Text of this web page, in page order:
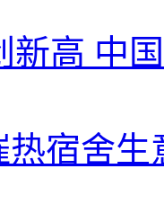
新高 中
热宿舍